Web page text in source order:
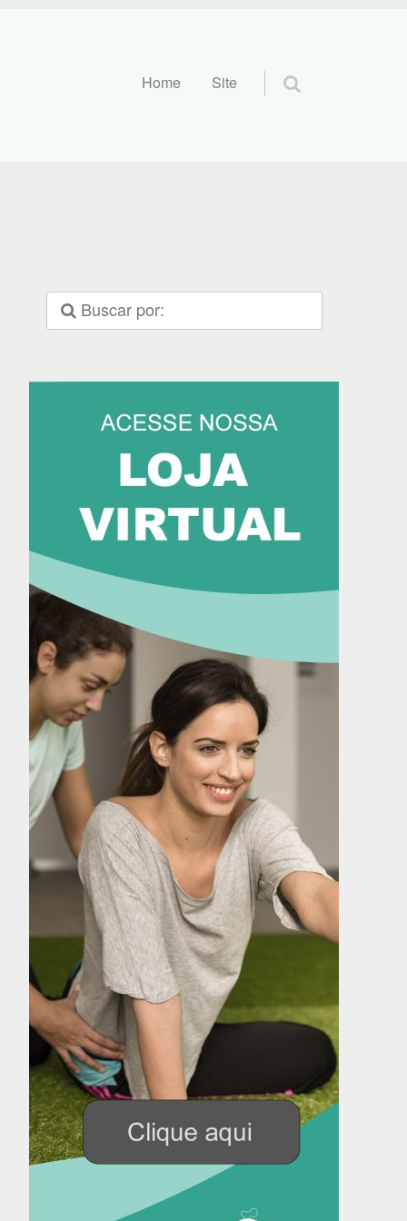
Pular para o conteúdo
Home Site